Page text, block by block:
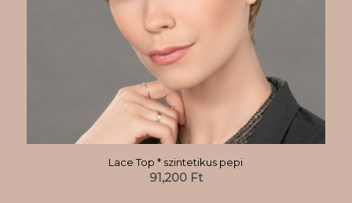
Lace Top * szintetikus pepi
91,200 Ft